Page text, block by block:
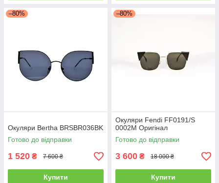
–80%
Окуляри Bertha BRSBR036BK
Готово до відправки
1 520 ₴ 7 600 ₴
Купити
–80%
Окуляри Fendi FF0191/S
0002M Оригінал
Готово до відправки
3 600 ₴ 18 000 ₴
Купити